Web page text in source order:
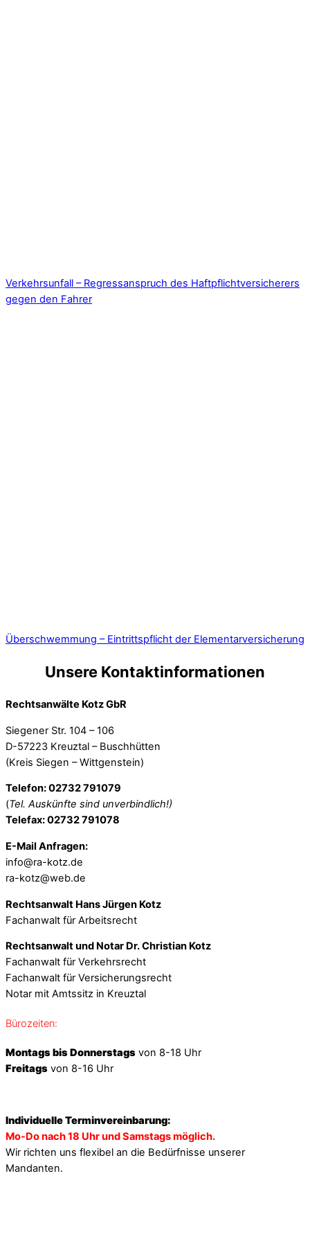
Verkehrsunfall – Regressanspruch des Haftpflichtversicherers
gegen den Fahrer
Überschwemmung – Eintrittspflicht der Elementarversicherung
Unsere Kontaktinformationen
Rechtsanwälte Kotz GbR
Siegener Str. 104 – 106
D-57223 Kreuztal – Buschhütten
(Kreis Siegen – Wittgenstein)
Telefon: 02732 791079
(Tel. Auskünfte sind unverbindlich!)
Telefax: 02732 791078
E-Mail Anfragen:
info@ra-kotz.de
ra-kotz@web.de
Rechtsanwalt Hans Jürgen Kotz
Fachanwalt für Arbeitsrecht
Rechtsanwalt und Notar Dr. Christian Kotz
Fachanwalt für Verkehrsrecht
Fachanwalt für Versicherungsrecht
Notar mit Amtssitz in Kreuztal
Bürozeiten:
Montags bis Donnerstags von 8-18 Uhr
Freitags von 8-16 Uhr
Individuelle Terminvereinbarung:
Mo-Do nach 18 Uhr und Samstags möglich.
Wir richten uns flexibel an die Bedürfnisse unserer
Mandanten.